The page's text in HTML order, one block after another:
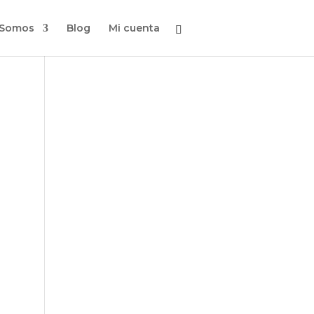
Blog Mi cuenta